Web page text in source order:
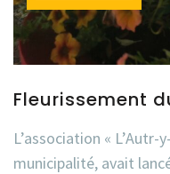
Fleurissement
L’association «
municipalité, avait